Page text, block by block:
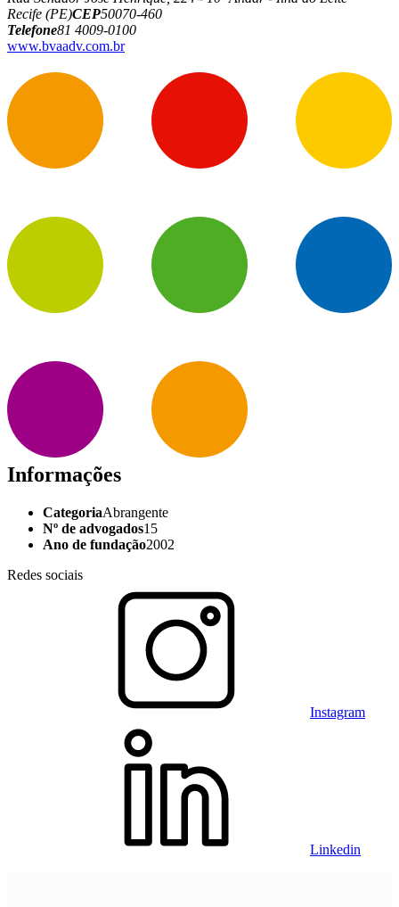
Recife (PE)CEP50070-460
Telefone81 4009-0100
www.bvaadv.com.br
Informações
CategoriaAbrangente
Nº de advogados15
Ano de fundação2002
Redes sociais
Instagram
Linkedin